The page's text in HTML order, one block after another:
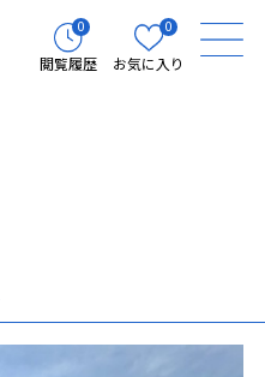
0
閲覧履歴
0
お気に入り